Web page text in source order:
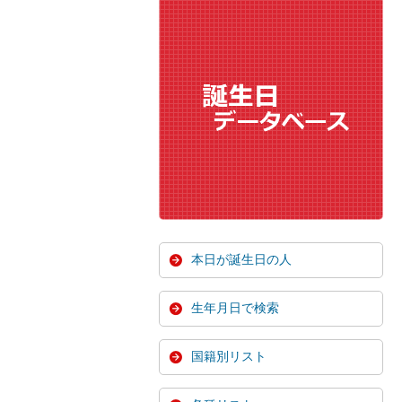
本日が誕生日の人
生年月日で検索
国籍別リスト